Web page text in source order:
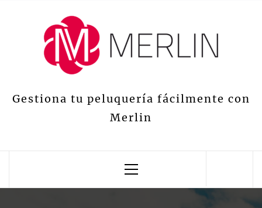
contenido
Gestiona tu peluquería fácilmente con
Merlin
principal